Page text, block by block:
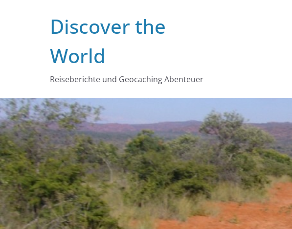
Discover the
World
Reiseberichte und Geocaching Abenteuer